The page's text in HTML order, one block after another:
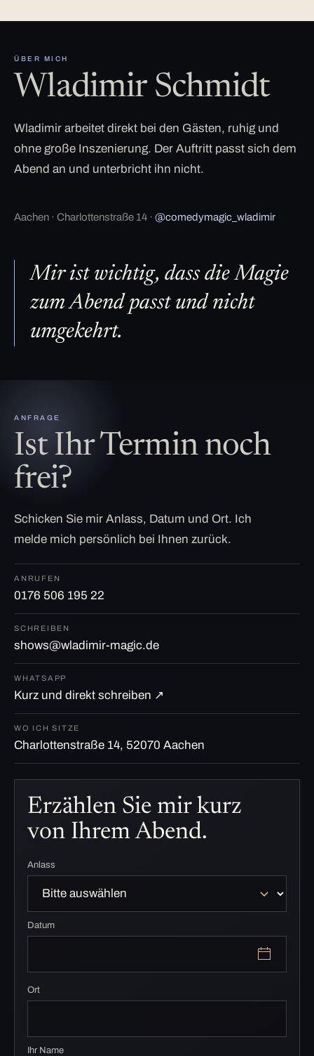
ÜBER MICH
Wladimir Schmidt
Wladimir arbeitet direkt bei den Gästen, ruhig und
ohne große Inszenierung. Der Auftritt passt sich dem
Abend an und unterbricht ihn nicht.
Aachen · Charlottenstraße 14 · @comedymagic_wladimir
Mir ist wichtig, dass die Magie
zum Abend passt und nicht
umgekehrt.
ANFRAGE
Ist Ihr Termin noch
frei?
Schicken Sie mir Anlass, Datum und Ort. Ich
melde mich persönlich bei Ihnen zurück.
ANRUFEN
0176 506 195 22
SCHREIBEN
shows@wladimir-magic.de
WHATSAPP
Kurz und direkt schreiben ↗
WO ICH SITZE
Charlottenstraße 14, 52070 Aachen
Erzählen Sie mir kurz
von Ihrem Abend.
Anlass
Datum
Ort
Ihr Name